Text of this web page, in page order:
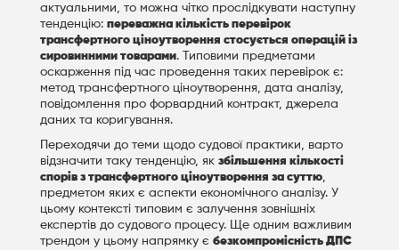
актуальними, то можна чітко прослідкувати наступну
тенденцію: переважна кількість перевірок
трансфертного ціноутворення стосується операцій із
сировинними товарами. Типовими предметами
оскарження під час проведення таких перевірок є:
метод трансфертного ціноутворення, дата аналізу,
повідомлення про форвардний контракт, джерела
даних та коригування.
Переходячи до теми щодо судової практики, варто
відзначити таку тенденцію, як збільшення кількості
спорів з трансфертного ціноутворення за суттю,
предметом яких є аспекти економічного аналізу. У
цьому контексті типовим є залучення зовнішніх
експертів до судового процесу. Ще одним важливим
трендом у цьому напрямку є безкомпромісність ДПС